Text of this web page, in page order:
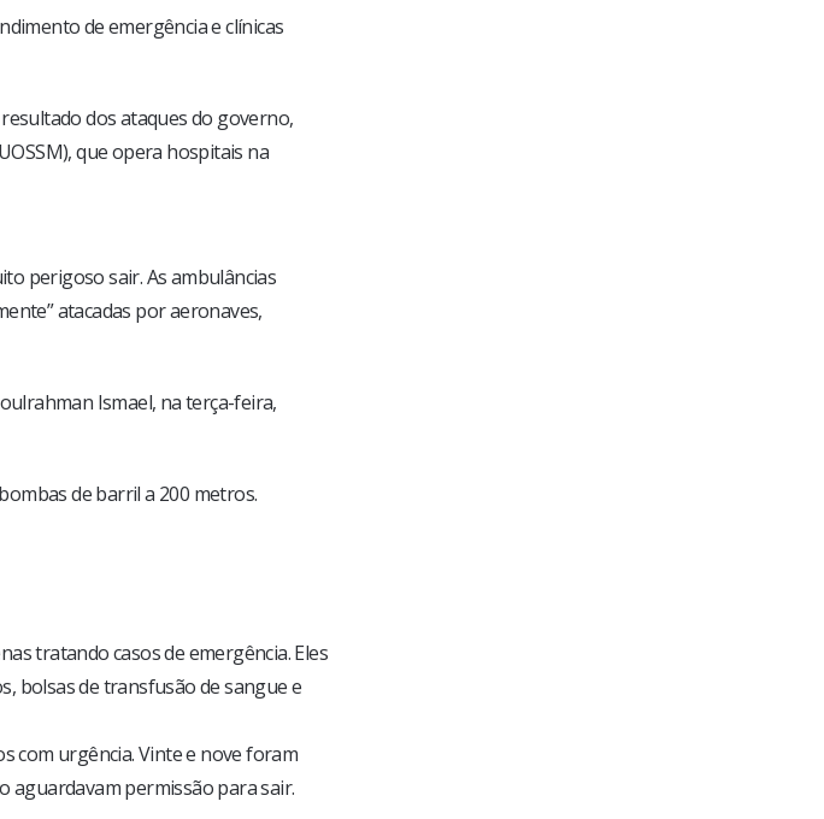
de emergência e clínicas
dos ataques do governo,
que opera hospitais na
perigoso sair. As ambulâncias
atacadas por aeronaves,
Ismael, na terça-feira,
de barril a 200 metros.
tratando casos de emergência. Eles
bolsas de transfusão de sangue e
com urgência. Vinte e nove foram
aguardavam permissão para sair.